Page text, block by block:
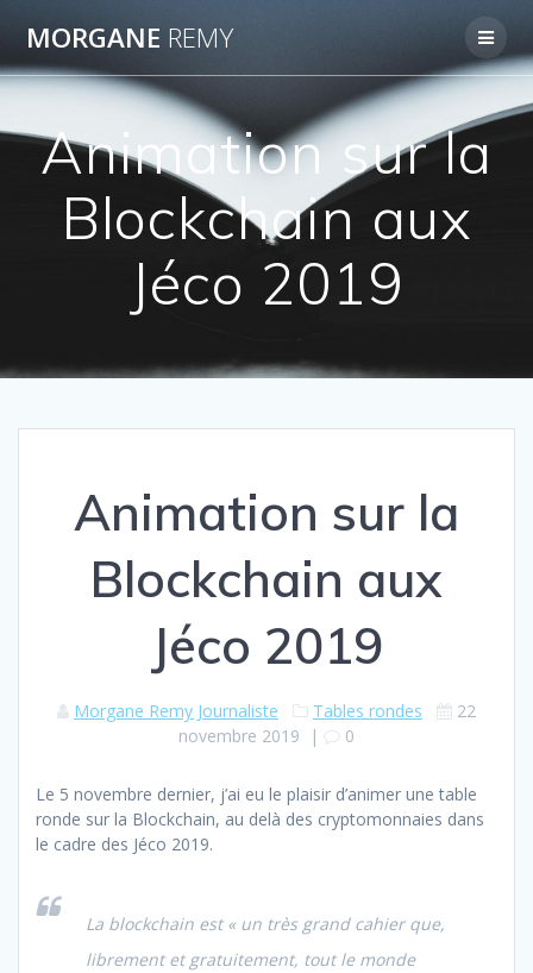
MORGANE REMY
Animation sur la
Blockchain aux
Jéco 2019
Animation sur la
Blockchain aux
Jéco 2019
Morgane Remy Journaliste Tables rondes
22
novembre 2019 | 0
Le 5 novembre dernier, j’ai eu le plaisir d’animer une table
ronde sur la Blockchain, au delà des cryptomonnaies dans
le cadre des Jéco 2019.
La blockchain est « un très grand cahier que,
librement et gratuitement, tout le monde